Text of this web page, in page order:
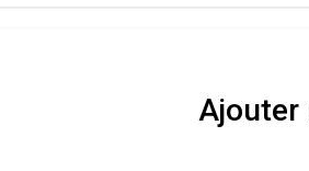
Ajouter